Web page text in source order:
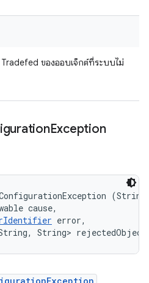
ของออบเจ็กต์ที่ระบบไม่
Exception
cause,
error,
String>